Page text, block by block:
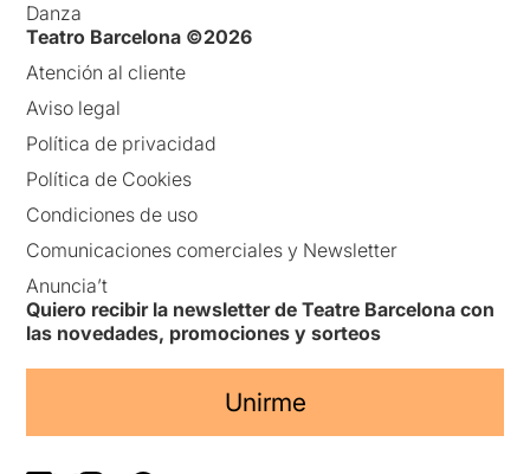
Danza
Teatro Barcelona ©2026
Atención al cliente
Aviso legal
Política de privacidad
Política de Cookies
Condiciones de uso
Comunicaciones comerciales y Newsletter
Anuncia’t
Quiero recibir la newsletter de Teatre Barcelona con
las novedades, promociones y sorteos
Unirme